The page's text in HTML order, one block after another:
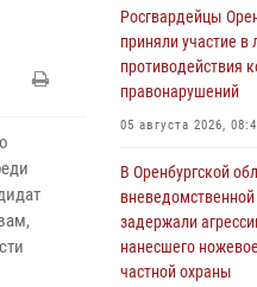
Росгвардейцы
приняли участие в
противодействия
правонарушений
05 августа 2026,
В Оренбургской
задержали
нанесшего
частной охраны